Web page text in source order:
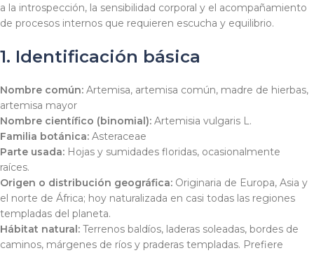
a la introspección, la sensibilidad corporal y el acompañamiento
de procesos internos que requieren escucha y equilibrio.
1. Identificación básica
Nombre común: Artemisa, artemisa común, madre de hierbas,
artemisa mayor
Nombre científico (binomial): Artemisia vulgaris L.
Familia botánica: Asteraceae
Parte usada: Hojas y sumidades floridas, ocasionalmente
raíces.
Origen o distribución geográfica: Originaria de Europa, Asia y
el norte de África; hoy naturalizada en casi todas las regiones
templadas del planeta.
Hábitat natural: Terrenos baldíos, laderas soleadas, bordes de
caminos, márgenes de ríos y praderas templadas. Prefiere